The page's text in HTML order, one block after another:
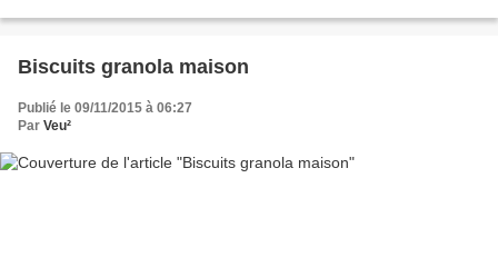
Biscuits granola maison
Publié le 09/11/2015 à 06:27
Par Veu²